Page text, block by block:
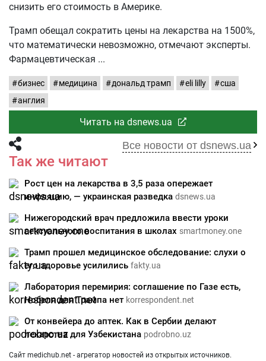
снизить его стоимость в Америке.
Трамп обещал сократить цены на лекарства на 1500%,
что математически невозможно, отмечают эксперты.
Фармацевтическая
бизнес медицина дональд трамп eli lilly
сша
англия
Читать на dsnews.ua
Все новости от dsnews.ua
Так же читают
Рост цен на лекарства в 3,5 раза опережает
инфляцию, — украинская разведка dsnews.ua
Нижегородский врач предложила ввести уроки
сексуального воспитания в школах smartmoney.one
Трамп прошел медицинское обследование: слухи о
его здоровье усилились fakty.ua
Лаборатория перемирия: соглашение по Газе есть,
Нобеля для Трампа нет korrespondent.net
От конвейера до аптек. Как в Сербии делают
лекарства для Узбекистана podrobno.uz
Сайт medichub.net - агрегатор новостей из открытых источников.